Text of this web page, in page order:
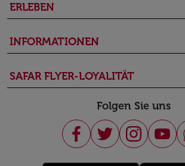
ERLEBEN
INFORMATIONEN
SAFAR FLYER-LOYALITÄT
Folgen Sie uns